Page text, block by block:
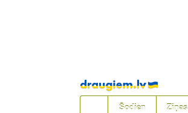
Pāriet
uz
saturu
Šodien Ziņas